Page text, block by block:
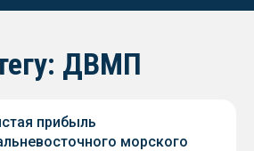
ДВМП
прибыль
морского